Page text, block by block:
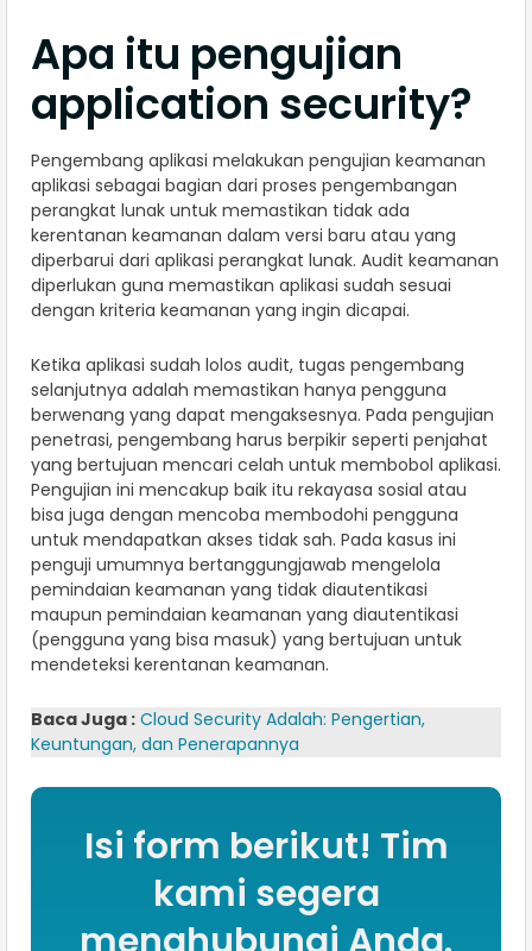
Apa itu pengujian
application security?
Pengembang aplikasi melakukan pengujian keamanan
aplikasi sebagai bagian dari proses pengembangan
perangkat lunak untuk memastikan tidak ada
kerentanan keamanan dalam versi baru atau yang
diperbarui dari aplikasi perangkat lunak. Audit keamanan
diperlukan guna memastikan aplikasi sudah sesuai
dengan kriteria keamanan yang ingin dicapai.
Ketika aplikasi sudah lolos audit, tugas pengembang
selanjutnya adalah memastikan hanya pengguna
berwenang yang dapat mengaksesnya. Pada pengujian
penetrasi, pengembang harus berpikir seperti penjahat
yang bertujuan mencari celah untuk membobol aplikasi.
Pengujian ini mencakup baik itu rekayasa sosial atau
bisa juga dengan mencoba membodohi pengguna
untuk mendapatkan akses tidak sah. Pada kasus ini
penguji umumnya bertanggungjawab mengelola
pemindaian keamanan yang tidak diautentikasi
maupun pemindaian keamanan yang diautentikasi
(pengguna yang bisa masuk) yang bertujuan untuk
mendeteksi kerentanan keamanan.
Baca Juga : Cloud Security Adalah: Pengertian,
Keuntungan, dan Penerapannya
Isi form berikut! Tim
kami segera